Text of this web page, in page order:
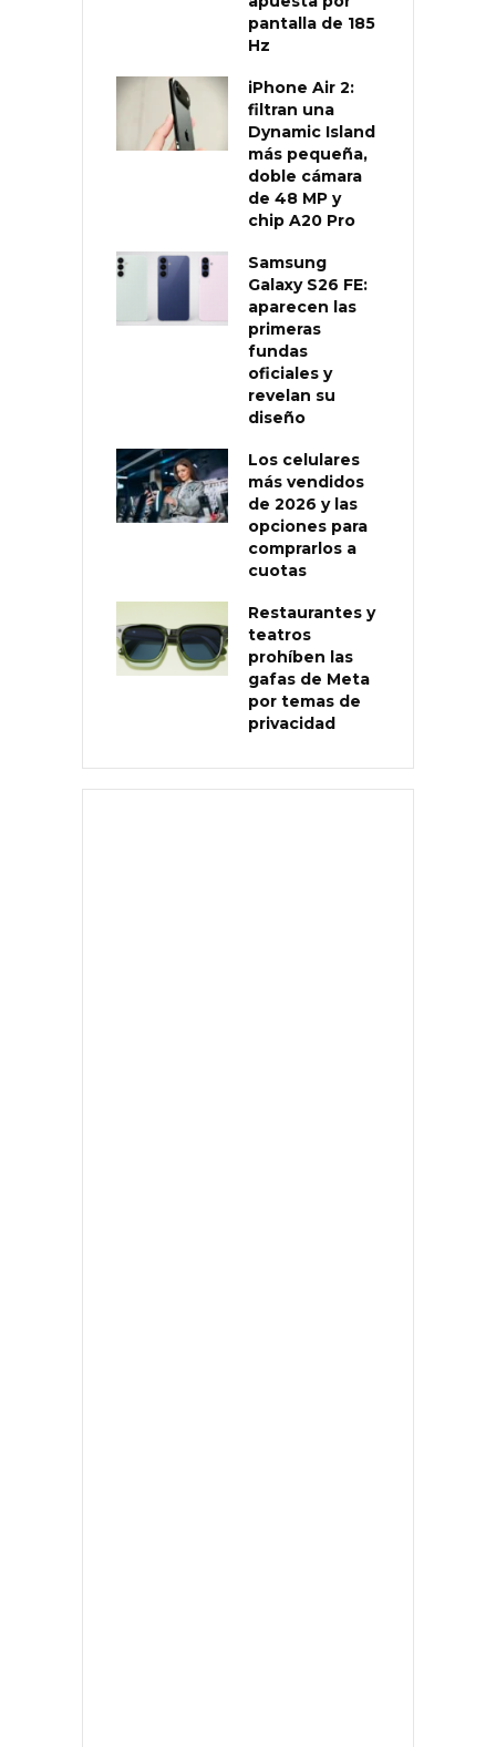
pantalla de 185
Hz
iPhone Air 2:
filtran una
Dynamic Island
más pequeña,
doble cámara
de 48 MP y
chip A20 Pro
Samsung
Galaxy S26 FE:
aparecen las
primeras
fundas
oficiales y
revelan su
diseño
Los celulares
más vendidos
de 2026 y las
opciones para
comprarlos a
cuotas
Restaurantes y
teatros
prohíben las
gafas de Meta
por temas de
privacidad